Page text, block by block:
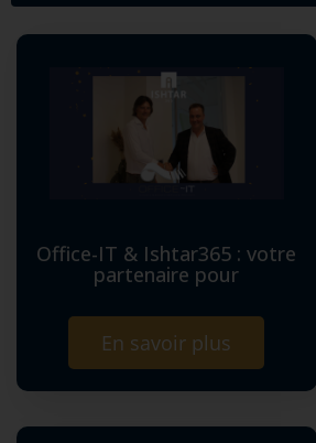
Office-IT & Ishtar365 : votre
partenaire pour
En savoir plus